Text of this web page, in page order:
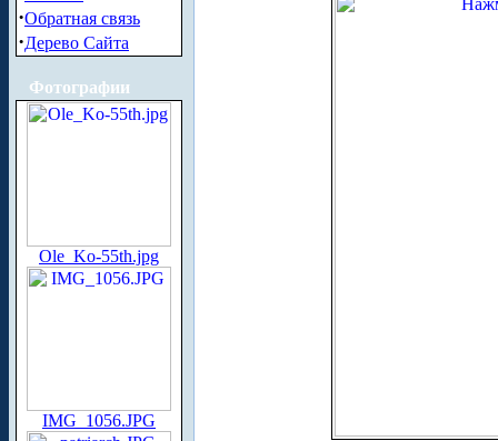
·Обратная связь
·Дерево Сайта
Фотографии
Ole_Ko-55th.jpg
IMG_1056.JPG